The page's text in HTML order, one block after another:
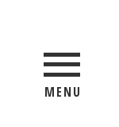
MENU